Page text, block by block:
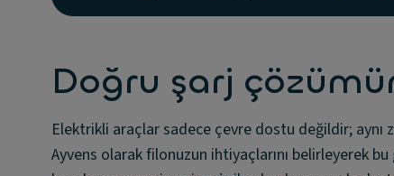
Doğru şarj
Elektrikli araçlar sadece çevre dostu değildir;
Ayvens olarak filonuzun ihtiyaçlarını belirleyerek bu